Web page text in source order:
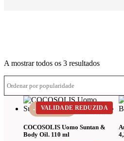
A mostrar todos os 3 resultados
VALIDADE REDUZIDA
-37%
COCOSOLIS Uomo Suntan &
Body Oil. 110 ml